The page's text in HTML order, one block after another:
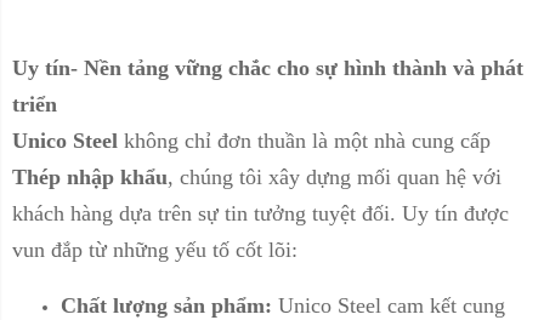
Uy tín- Nền tảng vững chắc cho sự hình thành và phát
triển
Unico Steel không chỉ đơn thuần là một nhà cung cấp
Thép nhập khẩu, chúng tôi xây dựng mối quan hệ với
khách hàng dựa trên sự tin tưởng tuyệt đối. Uy tín được
vun đắp từ những yếu tố cốt lõi:
Chất lượng sản phẩm: Unico Steel cam kết cung